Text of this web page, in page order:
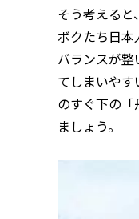
そう考える
ボクたち日
バランスが
てしまいや
のすぐ下の
ましょう。